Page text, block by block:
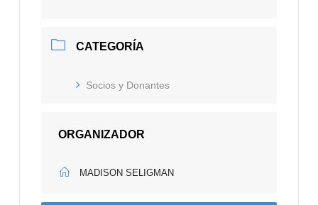
CATEGORÍA
Socios y Donantes
ORGANIZADOR
MADISON SELIGMAN